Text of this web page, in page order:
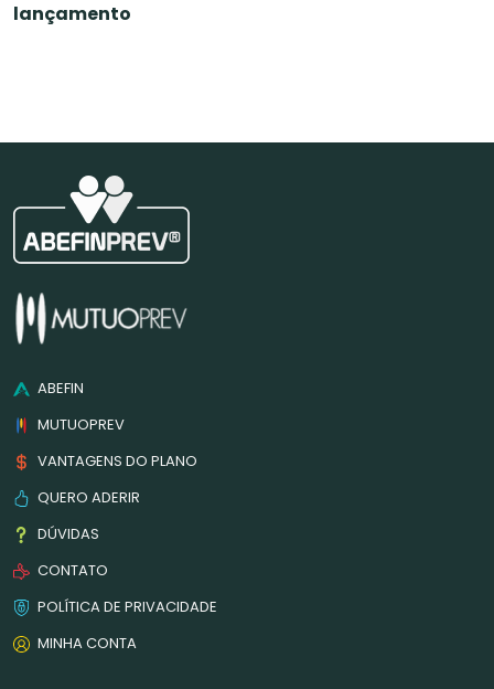
lançamento
ABEFIN
MUTUOPREV
VANTAGENS DO PLANO
QUERO ADERIR
DÚVIDAS
CONTATO
POLÍTICA DE PRIVACIDADE
MINHA CONTA